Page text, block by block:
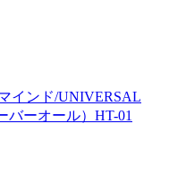
インド/UNIVERSAL
ーオール）HT-01